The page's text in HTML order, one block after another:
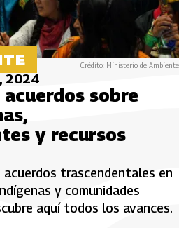
Crédito: Ministerio de Ambiente
2024
acuerdos sobre
y recursos
acuerdos trascendentales en
y comunidades
aquí todos los avances.